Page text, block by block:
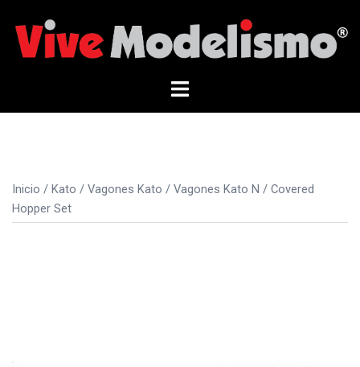
contenido
Alternar
Inicio / Kato / Vagones Kato / Vagones Kato N / Covered
Hopper Set